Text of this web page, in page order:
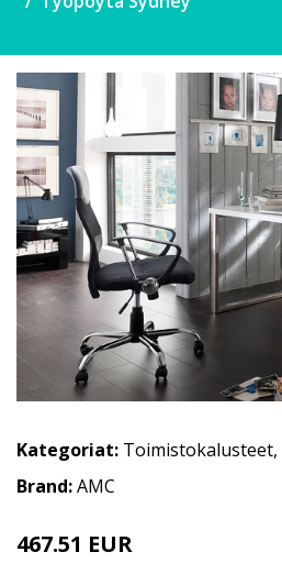
Kategoriat: Toimistokalusteet,
Brand:AMC
467.51 EUR